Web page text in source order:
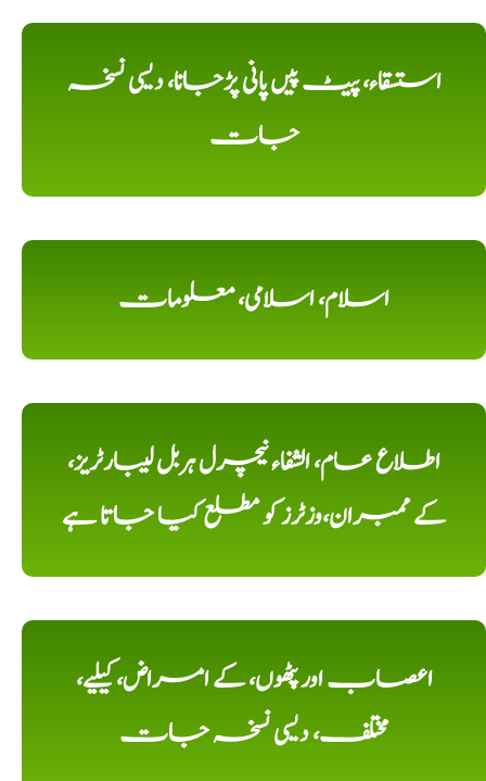
استسقاء، پیٹ پیں پانی پڑجانا، دیسی نسخہ
جات
اسلام، اسلامی، معلومات
اطلاع عام، الشفاء نیچرل ہربل لیبارٹریز،
کے ممبران،وزٹرز کو مطلع کیا جاتا ہے
اعصاب اور پٹھوں، کے امراض، کیلیے،
مختلف، دیسی نسخہ جات